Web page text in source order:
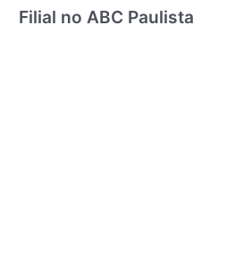
Filial no ABC Paulista